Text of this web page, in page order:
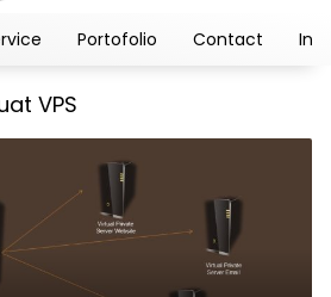
Portofolio Contact
VPS